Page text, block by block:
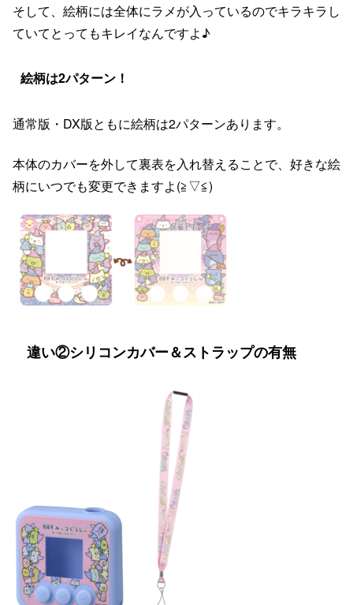
そして、絵柄には全体にラメが入っているのでキラキラし
ていてとってもキレイなんですよ♪
絵柄は2パターン！
通常版・DX版ともに絵柄は2パターンあります。
本体のカバーを外して裏表を入れ替えることで、好きな絵
柄にいつでも変更できますよ(≧▽≦)
違い②シリコンカバー＆ストラップの有無